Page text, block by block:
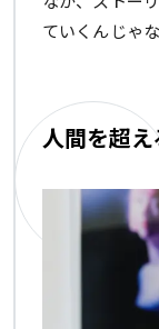
ていくんじゃ
人間を超